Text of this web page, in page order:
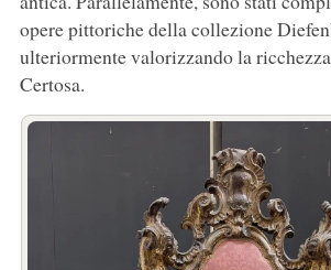
opere pittoriche della collezione
ulteriormente valorizzando la
Certosa.